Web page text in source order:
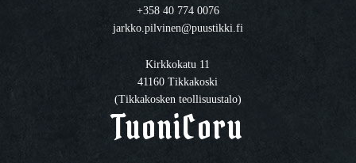
+358 40 774 0076
jarkko.pilvinen@puustikki.fi
Kirkkokatu 11
41160 Tikkakoski
(Tikkakosken teollisuustalo)
TuoniCoru